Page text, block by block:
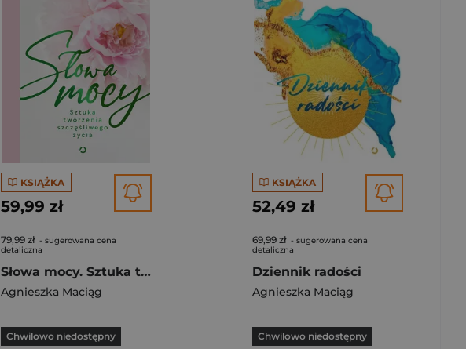
KSIĄŻKA
59,99 zł
79,99 zł - sugerowana cena
detaliczna
Słowa mocy. Sztuka tworzenia szczęśliwego życia (wyd. 3, 2024)
Agnieszka Maciąg
Chwilowo niedostępny
KSIĄŻKA
52,49 zł
69,99 zł - sugerowana cena
detaliczna
Dziennik radości
Agnieszka Maciąg
Chwilowo niedostępny